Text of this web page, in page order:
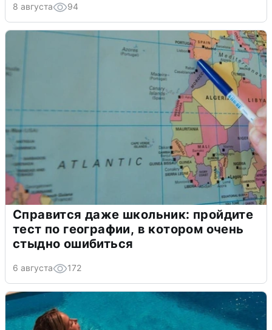
8 августа 94
Справится даже школьник: пройдите
тест по географии, в котором очень
стыдно ошибиться
6 августа 172